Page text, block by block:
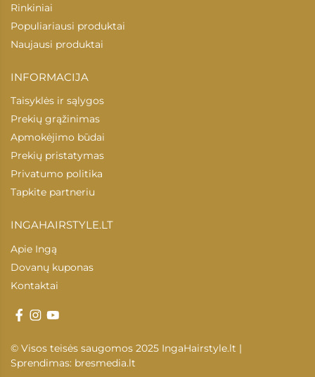
Rinkiniai
Populiariausi produktai
Naujausi produktai
INFORMACIJA
Taisyklės ir sąlygos
Prekių grąžinimas
Apmokėjimo būdai
Prekių pristatymas
Privatumo politika
Tapkite partneriu
INGAHAIRSTYLE.LT
Apie Ingą
Dovanų kuponas
Kontaktai
© Visos teisės saugomos 2025 IngaHairstyle.lt |
Sprendimas: bresmedia.lt